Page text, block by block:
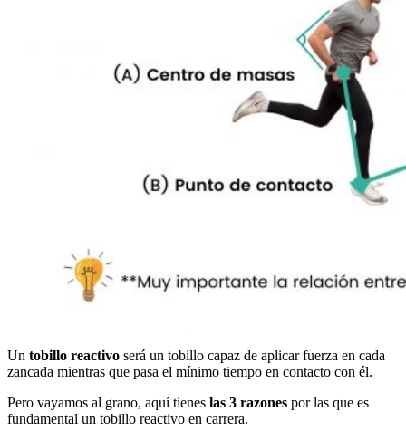
Un tobillo reactivo será un tobillo capaz de aplicar fuerza en cada
zancada mientras que pasa el mínimo tiempo en contacto con él.
Pero vayamos al grano, aquí tienes las 3 razones por las que es
fundamental un tobillo reactivo en carrera.